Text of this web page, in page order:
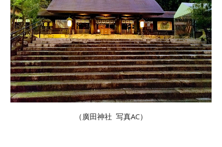
（廣田神社 写真AC）